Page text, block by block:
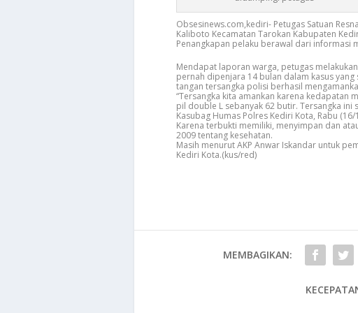
Obsesinews.com,kediri- Petugas Satuan
Kaliboto Kecamatan Tarokan Kabupaten
Penangkapan pelaku berawal dari informasi
Mendapat laporan warga, petugas
pernah dipenjara 14 bulan dalam kasus
tangan tersangka polisi berhasil
“Tersangka kita amankan karena kedapatan
pil double L sebanyak 62 butir. Tersangka ini
Kasubag Humas Polres Kediri Kota, Rabu (16/
Karena terbukti memiliki, menyimpan dan
2009 tentang kesehatan.
Masih menurut AKP Anwar Iskandar untuk
Kediri Kota.(kus/red)
MEMBAGIKAN: